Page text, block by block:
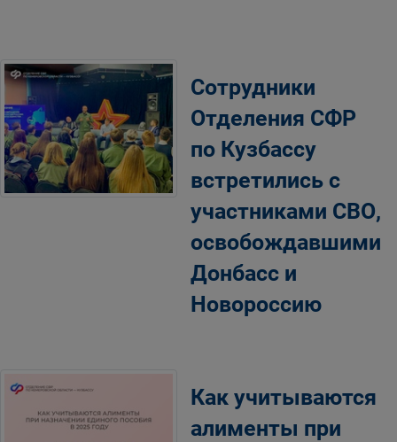
Сотрудники
Отделения СФР
по Кузбассу
встретились с
участниками СВО,
освобождавшими
Донбасс и
Новороссию
Как учитываются
алименты при